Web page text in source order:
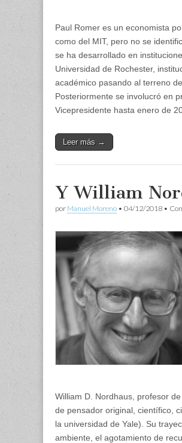
Paul Romer es un economista
como del MIT, pero no se
se ha desarrollado en
Universidad de Rochester,
académico pasando al terreno
Posteriormente se involucró en
Vicepresidente hasta enero de
Leer más →
Y William
por Manuel Moreno • 04/12/2018 •
William D. Nordhaus, profesor
de pensador original, científico,
la universidad de Yale). Su
ambiente, el agotamiento de